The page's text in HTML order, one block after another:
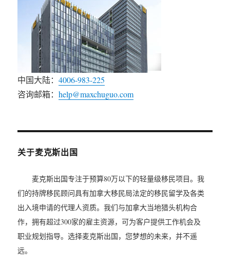
中国大陆：4006-983-225
咨询邮箱：help@maxchuguo.com
关于麦克斯出国
麦克斯出国专注于预算80万以下的轻量级移民项目。我
们的持牌移民顾问具有加拿大移民局法定的移民留学及各类
出入境申请的代理人资质。我们与加拿大当地猎头机构合
作，拥有超过300家的雇主资源，可为客户提供工作机会及
职业规划指导。选择麦克斯出国，您梦想的未来，并不遥
远。